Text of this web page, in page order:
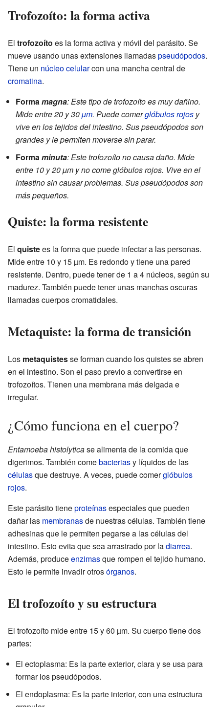
Trofozoíto: la forma activa
El trofozoíto es la forma activa y móvil del parásito. Se
mueve usando unas extensiones llamadaspseudópodos.
Tiene un núcleo celularcon una mancha central de
cromatina.
Formamagna: Este tipo de trofozoíto es muy dañino.
Mide entre 20 y 30µm. Puede comerglóbulos rojos y
vive en los tejidos del intestino. Sus pseudópodos son
grandes y le permiten moverse sin parar.
Formaminuta: Este trofozoíto no causa daño. Mide
entre 10 y 20 µm y no come glóbulos rojos. Vive en el
intestino sin causar problemas. Sus pseudópodos son
más pequeños.
Quiste: la forma resistente
El quistees la forma que puede infectar a las personas.
Mide entre 10 y 15 µm. Es redondo y tiene una pared
resistente. Dentro, puede tener de 1 a 4 núcleos, según su
madurez. También puede tener unas manchas oscuras
llamadas cuerpos cromatidales.
Metaquiste: la forma de transición
Los metaquistesse forman cuando los quistes se abren
en el intestino. Son el paso previo a convertirse en
trofozoítos. Tienen una membrana más delgada e
irregular.
¿Cómo funciona en el cuerpo?
Entamoeba histolyticase alimenta de la comida que
digerimos. También comebacteriasy líquidos de las
célulasque destruye. A veces, puede comerglóbulos
rojos.
Este parásito tieneproteínasespeciales que pueden
dañar las membranasde nuestras células. También tiene
adhesinas que le permiten pegarse a las células del
intestino. Esto evita que sea arrastrado por ladiarrea.
Además, produceenzimasque rompen el tejido humano.
Esto le permite invadir otrosórganos.
El trofozoíto y su estructura
El trofozoíto mide entre 15 y 60 µm. Su cuerpo tiene dos
partes:
El ectoplasma: Es la parte exterior, clara y se usa para
formar los pseudópodos.
El endoplasma: Es la parte interior, con una estructura